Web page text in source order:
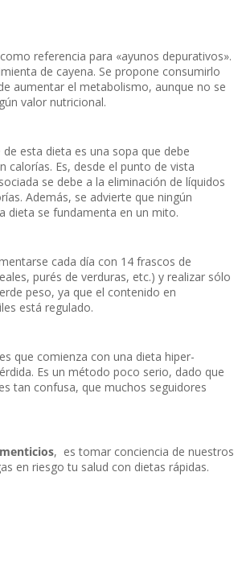
referencia para «ayunos depurativos».
de cayena. Se propone consumirlo
aumentar el metabolismo, aunque no se
valor nutricional.
de esta dieta es una sopa que debe
Es, desde el punto de vista
se debe a la eliminación de líquidos
Además, se advierte que ningún
dieta se fundamenta en un mito.
cada día con 14 frascos de
purés de verduras, etc.) y realizar sólo
peso, ya que el contenido en
está regulado.
que comienza con una dieta hiper-
Es un método poco serio, dado que
tan confusa, que muchos seguidores
, es tomar conciencia de nuestros
en riesgo tu salud con dietas rápidas.